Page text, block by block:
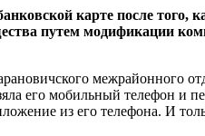
карте после
путем модификации
межрайонного
его мобильный телефон и
из его телефона. И